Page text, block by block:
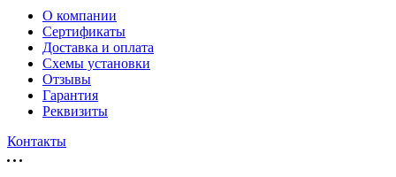
О компании
Сертификаты
Доставка и оплата
Схемы установки
Отзывы
Гарантия
Реквизиты
Контакты